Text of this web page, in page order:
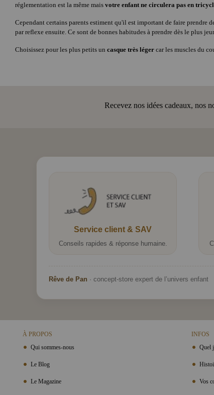
réglementation est la même mais votre enfant ne circulera pas en
Cependant certains parents estiment qu'il est important de faire prendre
par reflexe ensuite. Ce sont de bonnes habitudes à prendre dès le plus
Choisissez pour les plus petits un casque très léger car les muscles du
Recevez nos idées cadeaux, nos
Service client & SAV
Conseils rapides & réponse humaine.
Rêve de Pan · concept-store expert de l’univers enfant
À PROPOS
Qui sommes-nous
Le Blog
Le Magazine
INFOS
Quel
Vos